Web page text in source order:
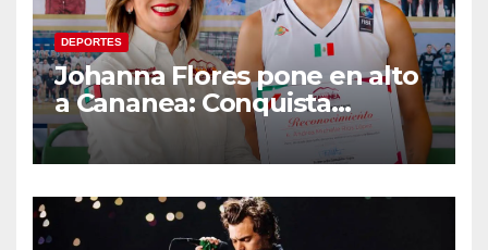
DEPORTES
Johanna Flores pone en alto
a Cananea: Conquista
medalla de plata con la
Selección Mexicana Sub-20
Centroamericanos